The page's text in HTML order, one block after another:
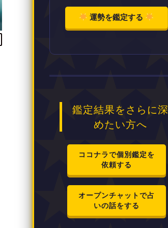
運勢を鑑定する
鑑定結果をさらに深
めたい方へ
ココナラで個別鑑定を
依頼する
オープンチャットで占
いの話をする